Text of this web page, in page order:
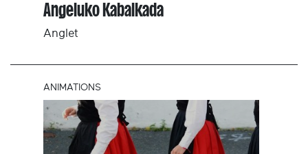
Angeluko Kabalkada
Anglet
ANIMATIONS